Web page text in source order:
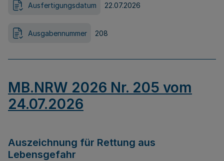
Ausfertigungsdatum 22.07.2026
Ausgabennummer 208
MB.NRW 2026 Nr. 205 vom
24.07.2026
Auszeichnung für Rettung aus
Lebensgefahr